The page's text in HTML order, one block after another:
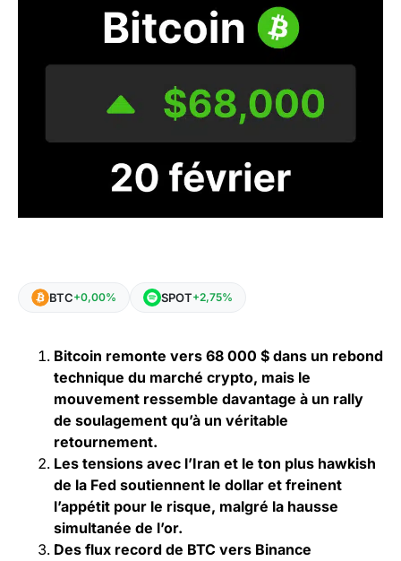
BTC+0,00% SPOT+2,75%
Bitcoin remonte vers 68 000 $ dans un rebond
technique du marché crypto, mais le
mouvement ressemble davantage à un rally
de soulagement qu’à un véritable
retournement.
Les tensions avec l’Iran et le ton plus hawkish
de la Fed soutiennent le dollar et freinent
l’appétit pour le risque, malgré la hausse
simultanée de l’or.
Des flux record de BTC vers Binance